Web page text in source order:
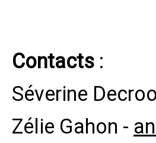
Contacts :
Séverine
Zélie Gahon -